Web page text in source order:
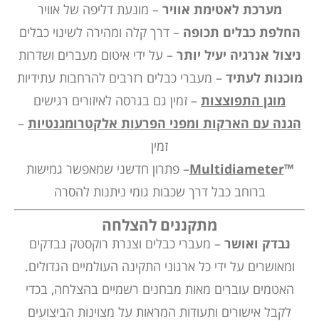
מערכת לאטימת אוויר – מונעת דליפה של אוויר
החלפת כבלים תכופה – דרך קלה ומהירה לשינוי כבלים
ניצול אנרגיה יעיל יותר– על ידיאיטום מעברים ושדרות
מוכנות לעתיד– מעברי כבלים רזרבים להרחבות עתידיות
מוגן התפוצצות – זמין גם בגרסה לאיזורים רגישים
הגנה עם הארקות ומפני הפרעות אלקטרומגנטיות –
זמין
™
Multidiameter– פתרון חדשני שמאפשר גמישות
ברוחב כבל דרך שכבות גומי ניתנות להסרה
מתקננים להצלחה
נבדק ואושר – מעברי כבלים וצנרת רוקסטק נבדקים
ומאושרים על ידי כל ארגוני התקינה העולמיים הגדולים.
האטמים עוברים מאות מבחנים רשמיים בהצלחה, בכדי
לקבל אישורים ותעודות המראות על מצוינות הביצועים